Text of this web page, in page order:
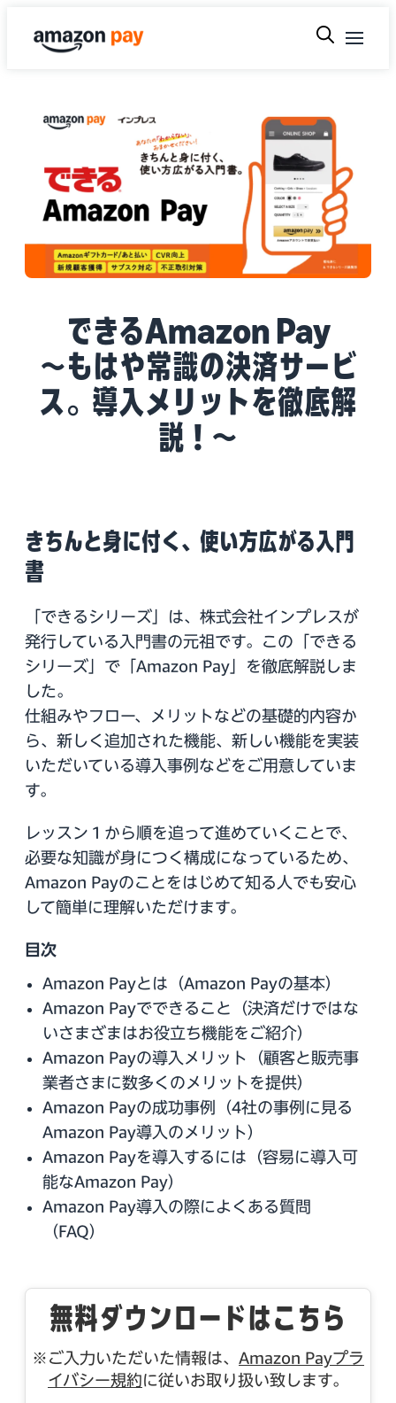
できるAmazon Pay
～もはや常識の決済サービ
ス。導入メリットを徹底解
説！～
きちんと身に付く、使い方広がる入門
書
「できるシリーズ」は、株式会社インプレスが
発行している入門書の元祖です。この「できる
シリーズ」で「Amazon Pay」を徹底解説しま
した。
仕組みやフロー、メリットなどの基礎的内容か
ら、新しく追加された機能、新しい機能を実装
いただいている導入事例などをご用意していま
す。
レッスン１から順を追って進めていくことで、
必要な知識が身につく構成になっているため、
Amazon Payのことをはじめて知る人でも安心
して簡単に理解いただけます。
目次
Amazon Payとは（Amazon Payの基本）
Amazon Payでできること（決済だけではな
いさまざまはお役立ち機能をご紹介）
Amazon Payの導入メリット（顧客と販売事
業者さまに数多くのメリットを提供）
Amazon Payの成功事例（4社の事例に見る
Amazon Pay導入のメリット）
Amazon Payを導入するには（容易に導入可
能なAmazon Pay）
Amazon Pay導入の際によくある質問
（FAQ）
無料ダウンロードはこちら
※ご入力いただいた情報は、 Amazon Payプラ
イバシー規約に従いお取り扱い致します。